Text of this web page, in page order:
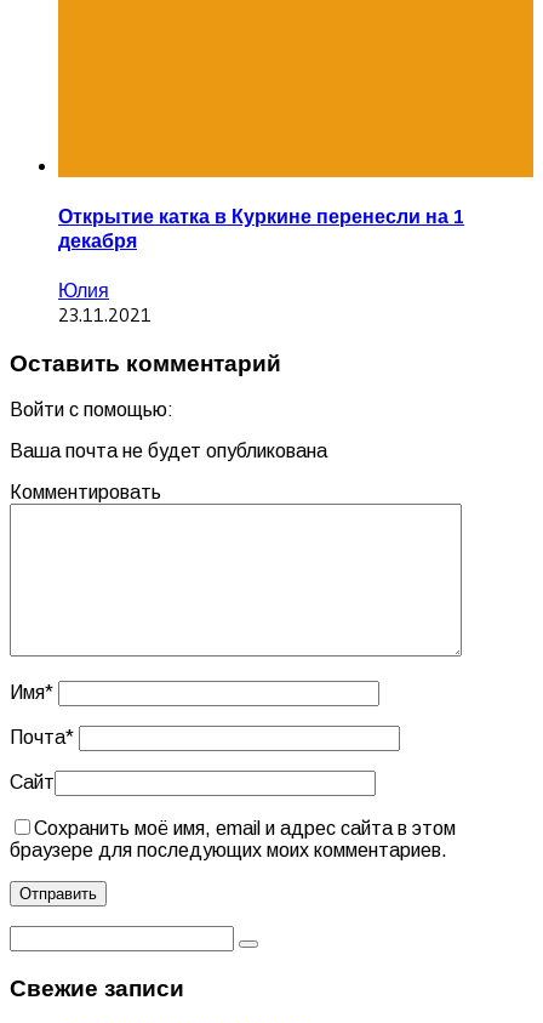
Открытие катка в Куркине перенесли на 1
декабря
Юлия
23.11.2021
Оставить комментарий
Войти с помощью:
Ваша почта не будет опубликована
Комментировать
Имя*
Почта*
Сайт
Сохранить моё имя, email и адрес сайта в этом
браузере для последующих моих комментариев.
Свежие записи